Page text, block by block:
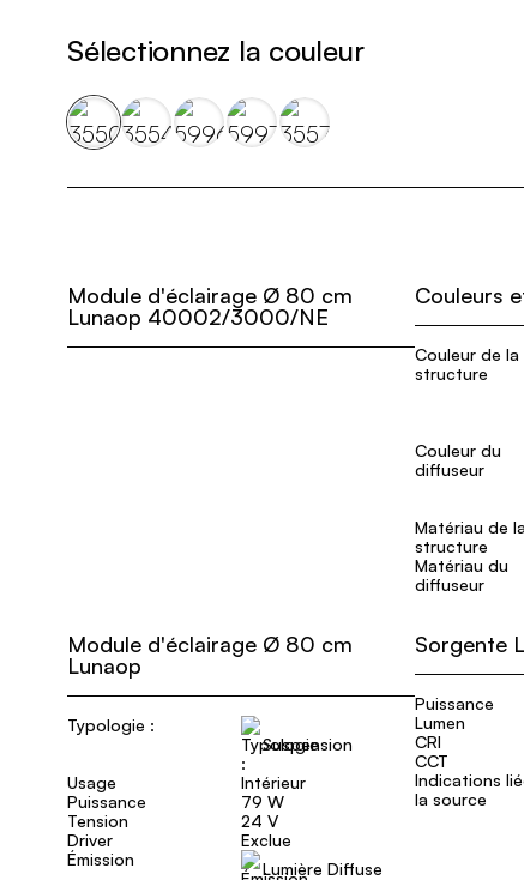
Sélectionnez la couleur
Module d'éclairage Ø 80 cm
Lunaop 40002/3000/NE
Couleurs
Couleur de la
structure
Couleur du
diffuseur
Matériau de la
structure
Matériau du
diffuseur
Module d'éclairage Ø 80 cm
Lunaop
Typologie :
Suspension
Usage
Intérieur
Puissance
79 W
Tension
24 V
Driver
Exclue
Émission
Lumière Diffuse
Sorgente
Puissance
Lumen
CRI
CCT
Indications
la source